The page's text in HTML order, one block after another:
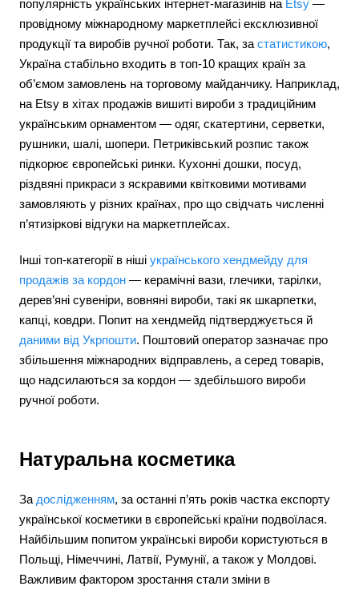
популярність українських інтернет-магазинів на Etsy —
провідному міжнародному маркетплейсі ексклюзивної
продукції та виробів ручної роботи. Так, за статистикою,
Україна стабільно входить в топ-10 кращих країн за
об’ємом замовлень на торговому майданчику. Наприклад,
на Etsy в хітах продажів вишиті вироби з традиційним
українським орнаментом — одяг, скатертини, серветки,
рушники, шалі, шопери. Петриківський розпис також
підкорює європейські ринки. Кухонні дошки, посуд,
різдвяні прикраси з яскравими квітковими мотивами
замовляють у різних країнах, про що свідчать численні
п’ятизіркові відгуки на маркетплейсах.
Інші топ-категорії в ніші українського хендмейду для
продажів за кордон — керамічні вази, глечики, тарілки,
дерев’яні сувеніри, вовняні вироби, такі як шкарпетки,
капці, ковдри. Попит на хендмейд підтверджується й
даними від Укрпошти. Поштовий оператор зазначає про
збільшення міжнародних відправлень, а серед товарів,
що надсилаються за кордон — здебільшого вироби
ручної роботи.
Натуральна косметика
За дослідженням, за останні п’ять років частка експорту
української косметики в європейські країни подвоїлася.
Найбільшим попитом українські вироби користуються в
Польщі, Німеччині, Латвії, Румунії, а також у Молдові.
Важливим фактором зростання стали зміни в